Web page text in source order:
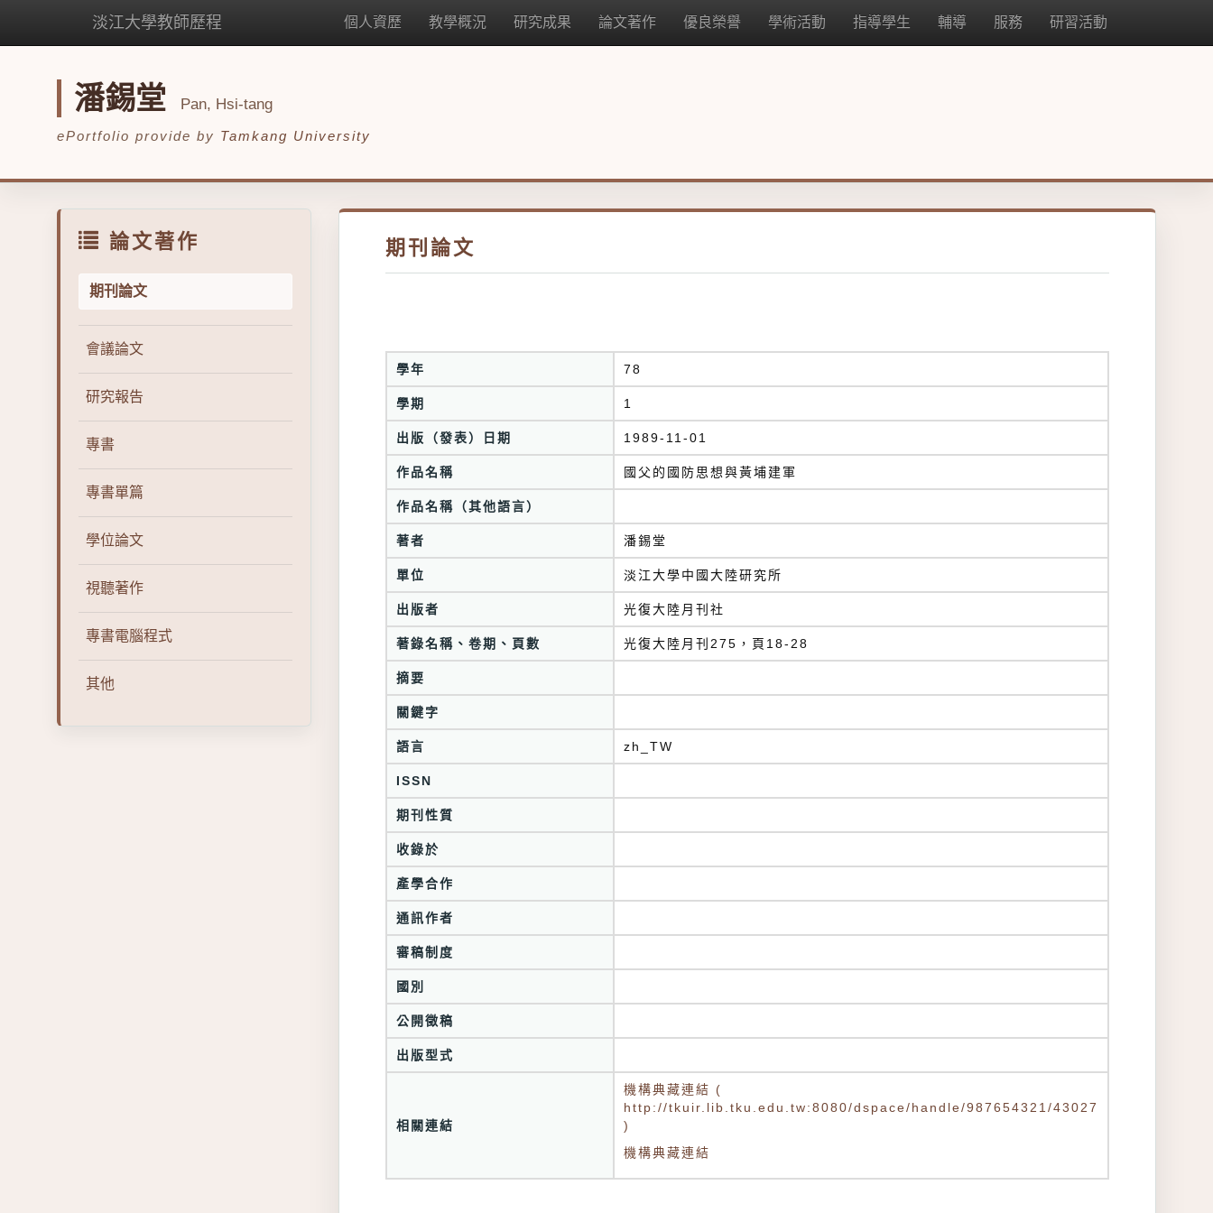
淡江大學教師歷程 個人資歷 教學概況 研究成果 論文著作 優良榮譽 學術活動 指導學生 輔導 服務 研習活動
潘錫堂 Pan, Hsi-tang
ePortfolio provide by Tamkang University
論文著作
期刊論文
會議論文
研究報告
專書
專書單篇
學位論文
視聽著作
專書電腦程式
其他
期刊論文
學年 78
學期 1
出版（發表）日期 1989-11-01
作品名稱 國父的國防思想與黃埔建軍
作品名稱（其他語言）
著者 潘錫堂
單位 淡江大學中國大陸研究所
出版者 光復大陸月刊社
著錄名稱、卷期、頁數 光復大陸月刊275，頁18-28
摘要
關鍵字
語言 zh_TW
ISSN
期刊性質
收錄於
產學合作
通訊作者
審稿制度
國別
公開徵稿
出版型式
相關連結
機構典藏連結 (
http://tkuir.lib.tku.edu.tw:8080/dspace/handle/987654321/43027
)
機構典藏連結